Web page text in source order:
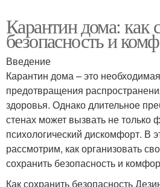
Карантин дома: как
безопасность и
Введение
Карантин дома – это
предотвращения
здоровья. Однако длительное
стенах может вызвать не только
психологический дискомфорт. В
рассмотрим, как организовать
сохранить безопасность и
Как сохранить безопасность